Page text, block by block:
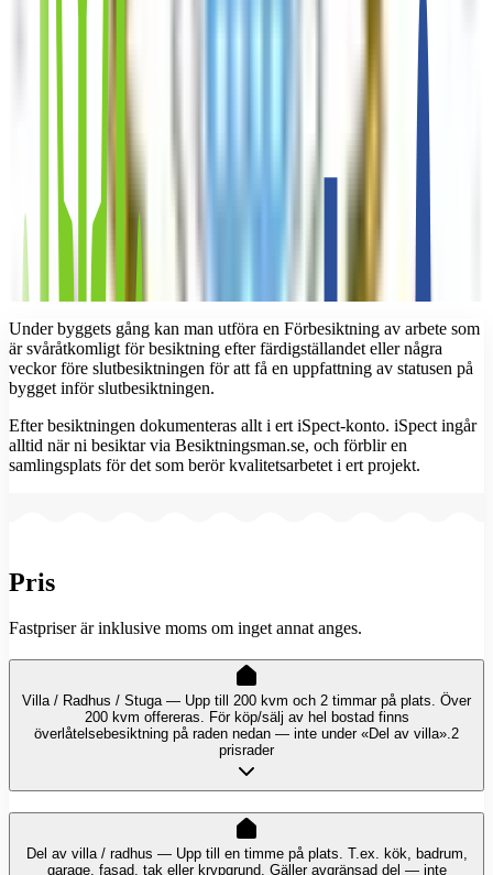
Under byggets gång kan man utföra en Förbesiktning av arbete som
är svåråtkomligt för besiktning efter färdigställandet eller några
veckor före slutbesiktningen för att få en uppfattning av statusen på
bygget inför slutbesiktningen.
Efter besiktningen dokumenteras allt i ert iSpect-konto. iSpect ingår
alltid när ni besiktar via Besiktningsman.se, och förblir en
samlingsplats för det som berör kvalitetsarbetet i ert projekt.
Pris
Fastpriser är inklusive moms om inget annat anges.
Villa / Radhus / Stuga — Upp till 200 kvm och 2 timmar på plats. Över
200 kvm offereras. För köp/sälj av hel bostad finns
överlåtelsebesiktning på raden nedan — inte under «Del av villa».2
prisrader
Del av villa / radhus — Upp till en timme på plats. T.ex. kök, badrum,
garage, fasad, tak eller krypgrund. Gäller avgränsad del — inte